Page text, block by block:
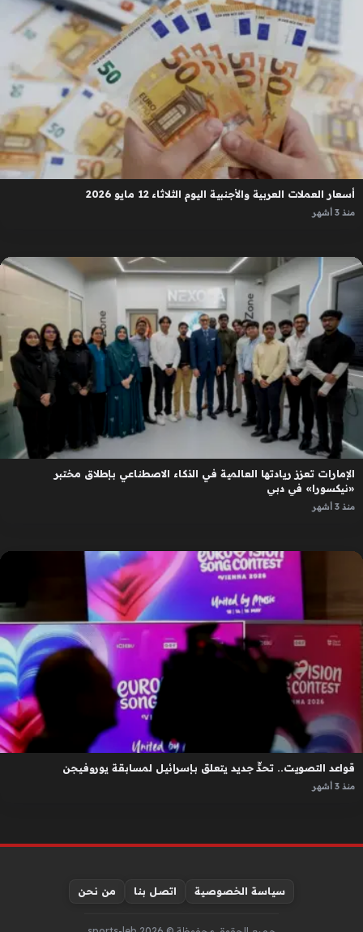
أسعار العملات العربية والأجنبية اليوم الثلاثاء 12 مايو 2026
منذ 3 أشهر
الإمارات تعزز ريادتها العالمية في الذكاء الاصطناعي بإطلاق مختبر
«نيكسورا» في دبي
منذ 3 أشهر
قواعد التصويت.. تحدٍّ جديد يتعلق بإسرائيل لمسابقة يوروفيجن
منذ 3 أشهر
سياسة الخصوصية اتصل بنا من نحن